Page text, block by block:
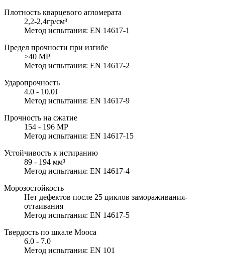
Плотность кварцевого агломерата
2,2-2,4гр/см³
Метод испытания: EN 14617-1
Предел прочности при изгибе
>40 MP
Метод испытания: EN 14617-2
Ударопрочность
4.0 - 10.0J
Метод испытания: EN 14617-9
Прочность на сжатие
154 - 196 MP
Метод испытания: EN 14617-15
Устойчивость к истиранию
89 - 194 мм³
Метод испытания: EN 14617-4
Морозостойкость
Нет дефектов после 25 циклов замораживания-
оттаивания
Метод испытания: EN 14617-5
Твердость по шкале Мооса
6.0 - 7.0
Метод испытания: EN 101